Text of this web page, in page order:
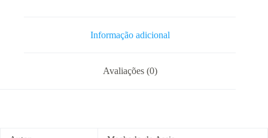
Informação adicional
Avaliações (0)